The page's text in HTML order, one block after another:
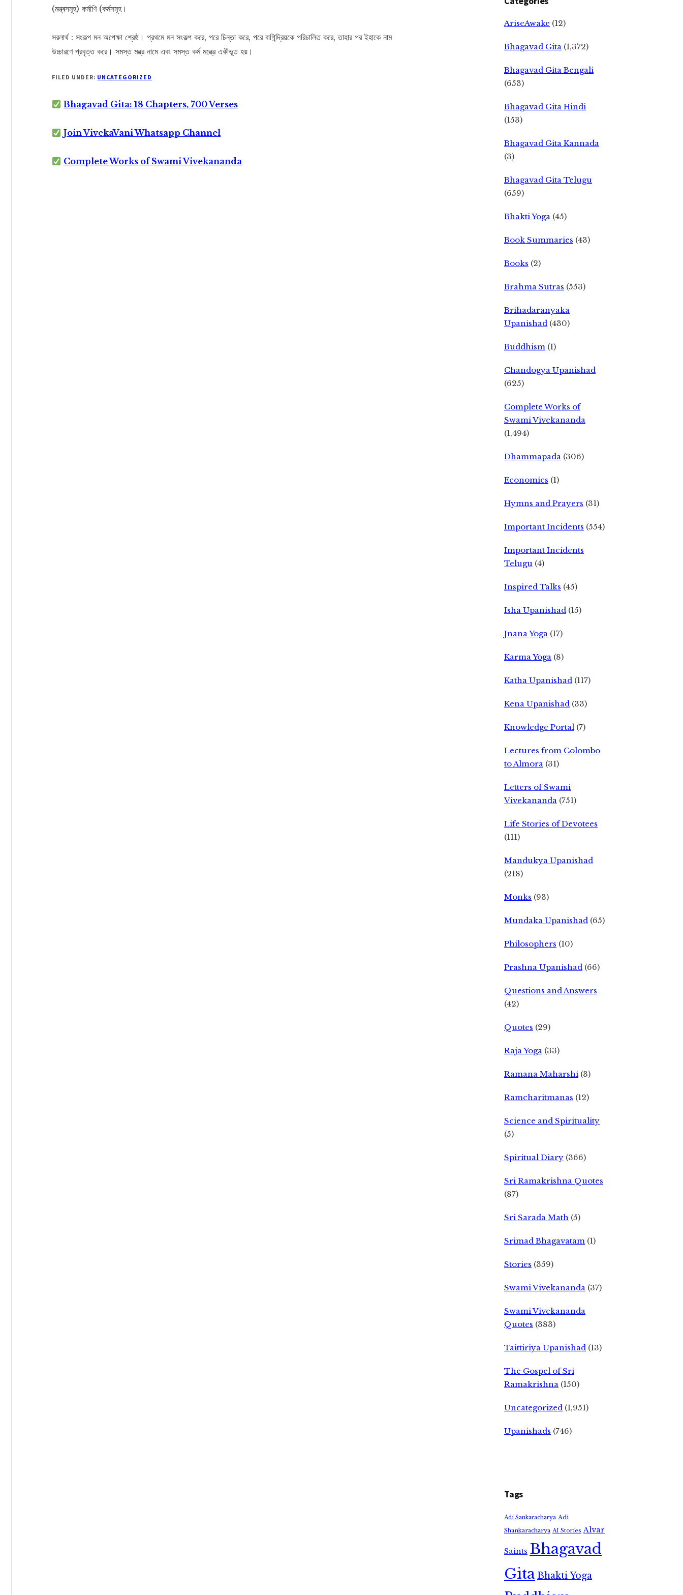
(মন্ত্ৰসমূহ) কর্মাণি (কর্মসমূহ।
সরলার্থ : সংকল্প মন অপেক্ষা শ্রেষ্ঠ। প্রথমে মন সংকল্প করে, পরে চিন্তা করে, পরে বাগিন্দ্রিয়কে পরিচালিত করে, তাহার পর ইহাকে নাম
উচ্চারণে প্রবৃত্ত করে। সমস্ত মন্ত্র নামে এবং সমস্ত কর্ম মন্ত্রে একীভূত হয়।
FILED UNDER: UNCATEGORIZED
Bhagavad Gita: 18 Chapters, 700 Verses
Join VivekaVani Whatsapp Channel
Complete Works of Swami Vivekananda
AriseAwake (12)
Bhagavad Gita (1,372)
Bhagavad Gita Bengali
(653)
Bhagavad Gita Hindi
(153)
Bhagavad Gita Kannada
(3)
Bhagavad Gita Telugu
(659)
Bhakti Yoga (45)
Book Summaries (43)
Books (2)
Brahma Sutras (553)
Brihadaranyaka
Upanishad (430)
Buddhism (1)
Chandogya Upanishad
(625)
Complete Works of
Swami Vivekananda
(1,494)
Dhammapada (306)
Economics (1)
Hymns and Prayers (31)
Important Incidents (554)
Important Incidents
Telugu (4)
Inspired Talks (45)
Isha Upanishad (15)
Jnana Yoga (17)
Karma Yoga (8)
Katha Upanishad (117)
Kena Upanishad (33)
Knowledge Portal (7)
Lectures from Colombo
to Almora (31)
Letters of Swami
Vivekananda (751)
Life Stories of Devotees
(111)
Mandukya Upanishad
(218)
Monks (93)
Mundaka Upanishad (65)
Philosophers (10)
Prashna Upanishad (66)
Questions and Answers
(42)
Quotes (29)
Raja Yoga (33)
Ramana Maharshi (3)
Ramcharitmanas (12)
Science and Spirituality
(5)
Spiritual Diary (366)
Sri Ramakrishna Quotes
(87)
Sri Sarada Math (5)
Srimad Bhagavatam (1)
Stories (359)
Swami Vivekananda (37)
Swami Vivekananda
Quotes (383)
Taittiriya Upanishad (13)
The Gospel of Sri
Ramakrishna (150)
Uncategorized (1,951)
Upanishads (746)
Tags
Adi Sankaracharya Adi
Shankaracharya AI Stories Alvar
Saints Bhagavad
GitaBhakti Yoga